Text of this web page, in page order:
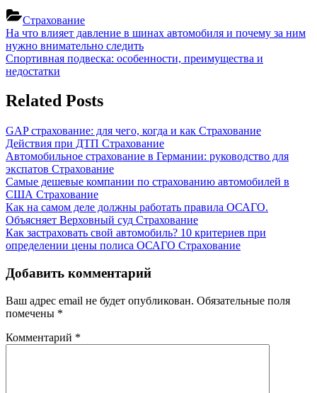
Страхование
Навигация
по
записям
Previous
Post:
На что влияет давление в шинах автомобиля и почему за ним
нужно внимательно следить
Next
Post:
Спортивная подвеска: особенности, преимущества и
недостатки
Related Posts
GAP страхование: для чего, когда и как Страхование
Действия при ДТП Страхование
Автомобильное страхование в Германии: руководство для
экспатов Страхование
Самые дешевые компании по страхованию автомобилей в
США Страхование
Как на самом деле должны работать правила ОСАГО.
Объясняет Верховный суд Страхование
Как застраховать свой автомобиль? 10 критериев при
определении цены полиса ОСАГО Страхование
Добавить комментарий
Ваш адрес email не будет опубликован. Обязательные поля
помечены *
Комментарий *